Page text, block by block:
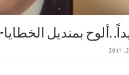
.ألوح بمنديل الخطايا-